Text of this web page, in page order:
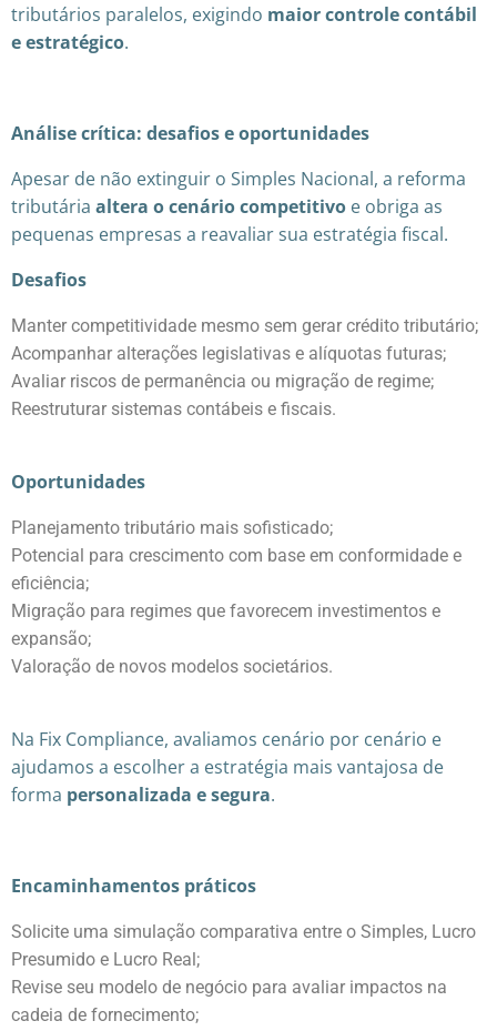
tributários paralelos, exigindo maior controle contábil
e estratégico.
Análise crítica: desafios e oportunidades
Apesar de não extinguir o Simples Nacional, a reforma
tributária altera o cenário competitivo e obriga as
pequenas empresas a reavaliar sua estratégia fiscal.
Desafios
Manter competitividade mesmo sem gerar crédito tributário;
Acompanhar alterações legislativas e alíquotas futuras;
Avaliar riscos de permanência ou migração de regime;
Reestruturar sistemas contábeis e fiscais.
Oportunidades
Planejamento tributário mais sofisticado;
Potencial para crescimento com base em conformidade e
eficiência;
Migração para regimes que favorecem investimentos e
expansão;
Valoração de novos modelos societários.
Na Fix Compliance, avaliamos cenário por cenário e
ajudamos a escolher a estratégia mais vantajosa de
forma personalizada e segura.
Encaminhamentos práticos
Solicite uma simulação comparativa entre o Simples, Lucro
Presumido e Lucro Real;
Revise seu modelo de negócio para avaliar impactos na
cadeia de fornecimento;